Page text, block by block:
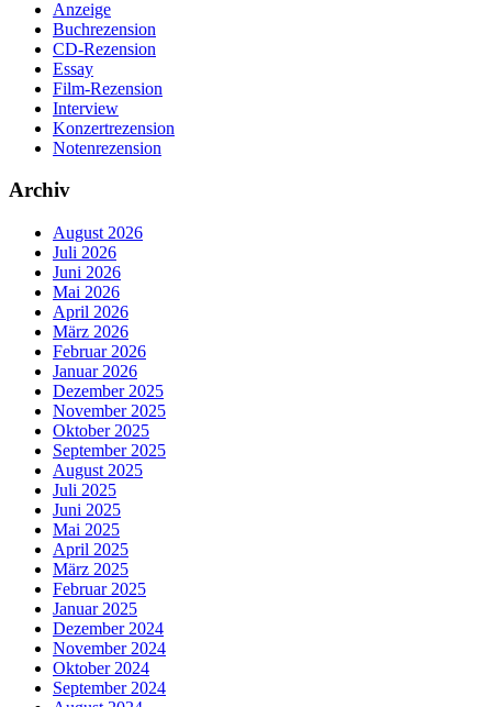
Anzeige
Buchrezension
CD-Rezension
Essay
Film-Rezension
Interview
Konzertrezension
Notenrezension
Archiv
August 2026
Juli 2026
Juni 2026
Mai 2026
April 2026
März 2026
Februar 2026
Januar 2026
Dezember 2025
November 2025
Oktober 2025
September 2025
August 2025
Juli 2025
Juni 2025
Mai 2025
April 2025
März 2025
Februar 2025
Januar 2025
Dezember 2024
November 2024
Oktober 2024
September 2024